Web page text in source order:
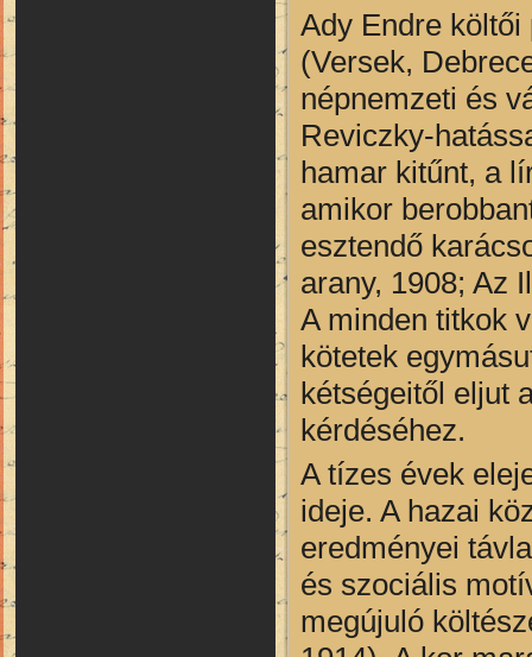
Ady Endre
(Versek,
népnemzeti és
Reviczky-
hamar kitűnt, a
amikor
esztendő
arany, 1908; Az
A minden titkok
kötetek
kétségeitől eljut
kérdéséhez.
A tízes évek
ideje. A hazai
eredményei
és szociális
megújuló